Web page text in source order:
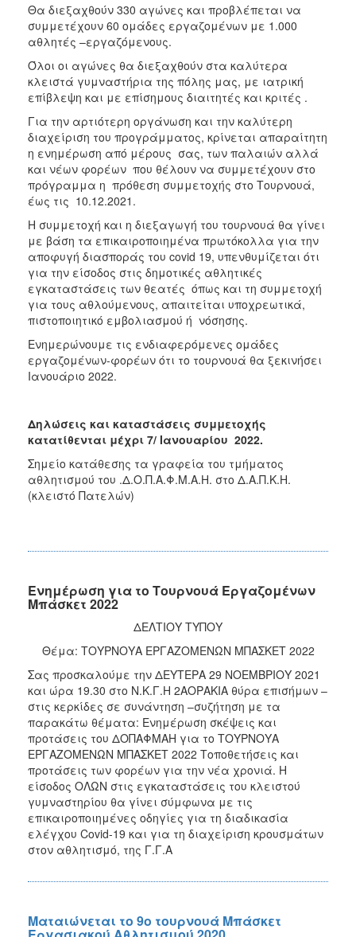
Θα διεξαχθούν 330 αγώνες και προβλέπεται να
συμμετέχουν 60 ομάδες εργαζομένων με 1.000
αθλητές –εργαζόμενους.
Όλοι οι αγώνες θα διεξαχθούν στα καλύτερα
κλειστά γυμναστήρια της πόλης μας, με ιατρική
επίβλεψη και με επίσημους διαιτητές και κριτές .
Για την αρτιότερη οργάνωση και την καλύτερη
διαχείριση του προγράμματος, κρίνεται απαραίτητη
η ενημέρωση από μέρους σας, των παλαιών αλλά
και νέων φορέων που θέλουν να συμμετέχουν στο
πρόγραμμα η πρόθεση συμμετοχής στο Τουρνουά,
έως τις 10.12.2021.
Η συμμετοχή και η διεξαγωγή του τουρνουά θα γίνει
με βάση τα επικαιροποιημένα πρωτόκολλα για την
αποφυγή διασποράς του covid 19, υπενθυμίζεται ότι
για την είσοδος στις δημοτικές αθλητικές
εγκαταστάσεις των θεατές όπως και τη συμμετοχή
για τους αθλούμενους, απαιτείται υποχρεωτικά,
πιστοποιητικό εμβολιασμού ή νόσησης.
Ενημερώνουμε τις ενδιαφερόμενες ομάδες
εργαζομένων-φορέων ότι το τουρνουά θα ξεκινήσει
Ιανουάριο 2022.
Δηλώσεις και καταστάσεις συμμετοχής
κατατίθενται μέχρι 7/ Ιανουαρίου 2022.
Σημείο κατάθεσης τα γραφεία του τμήματος
αθλητισμού του .Δ.Ο.Π.Α.Φ.Μ.Α.Η. στο Δ.Α.Π.Κ.Η.
(κλειστό Πατελών)
Ενημέρωση για το Τουρνουά Εργαζομένων
Μπάσκετ 2022
ΔΕΛΤΙΟΥ ΤΥΠΟΥ
Θέμα: ΤΟΥΡΝΟΥΑ ΕΡΓΑΖΟΜΕΝΩΝ ΜΠΑΣΚΕΤ 2022
Σας προσκαλούμε την ΔΕΥΤΕΡΑ 29 ΝΟΕΜΒΡΙΟΥ 2021
και ώρα 19.30 στο Ν.Κ.Γ.Η 2ΑΟΡΑΚΙΑ θύρα επισήμων –
στις κερκίδες σε συνάντηση –συζήτηση με τα
παρακάτω θέματα: Ενημέρωση σκέψεις και
προτάσεις του ΔΟΠΑΦΜΑΗ για το ΤΟΥΡΝΟΥΑ
ΕΡΓΑΖΟΜΕΝΩΝ ΜΠΑΣΚΕΤ 2022 Τοποθετήσεις και
προτάσεις των φορέων για την νέα χρονιά. Η
είσοδος ΟΛΩΝ στις εγκαταστάσεις του κλειστού
γυμναστηρίου θα γίνει σύμφωνα με τις
επικαιροποιημένες οδηγίες για τη διαδικασία
ελέγχου Covid-19 και για τη διαχείριση κρουσμάτων
στον αθλητισμό, της Γ.Γ.Α
Ματαιώνεται το 9ο τουρνουά Μπάσκετ